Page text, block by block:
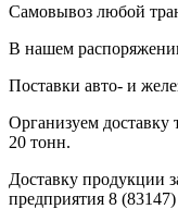
Самовывоз любой
В нашем
Поставки авто- и
Организуем доставку
20 тонн.
Доставку продукции
предприятия 8